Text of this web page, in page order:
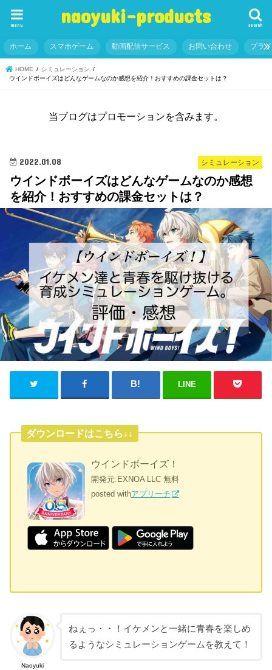
naoyuki-products search
menu
ホーム スマホゲーム 動画配信サービス お問い合わせ プラ
HOME
シミュレーション
ウインドボーイズはどんなゲームなのか感想を紹介！おすすめの課金セットは？
当ブログはプロモーションを含みます。
シミュレーション
2022.01.08
ウインドボーイズはどんなゲームなのか感想
を紹介！おすすめの課金セットは？
LINE
ダウンロードはこちら↓↓
ウインドボーイズ！
開発元:EXNOA LLC 無料
posted withアプリーチ
Naoyuki
ねぇっ・・！イケメンと一緒に青春を楽しめ
るようなシミュレーションゲームを教えて！